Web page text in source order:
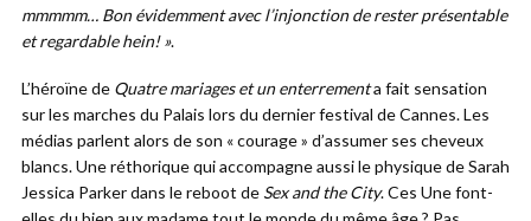
mmmmm… Bon évidemment avec l’injonction de rester présentable
et regardable hein! ».
L’héroïne de Quatre mariages et un enterrementa fait sensation
sur les marches du Palais lors du dernier festival de Cannes. Les
médias parlent alors de son « courage » d’assumer ses cheveux
blancs. Une réthorique qui accompagne aussi le physique de Sarah
Jessica Parker dans le reboot de Sex and the City. Ces Une font-